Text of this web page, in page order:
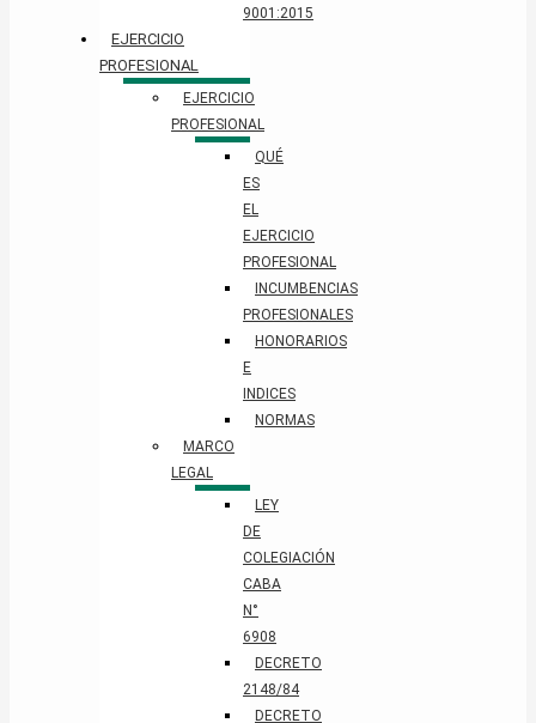
9001:2015
EJERCICIO
PROFESIONAL
EJERCICIO
PROFESIONAL
QUÉ
ES
EL
EJERCICIO
PROFESIONAL
INCUMBENCIAS
PROFESIONALES
HONORARIOS
E
INDICES
NORMAS
MARCO
LEGAL
LEY
DE
COLEGIACIÓN
CABA
N°
6908
DECRETO
2148/84
DECRETO